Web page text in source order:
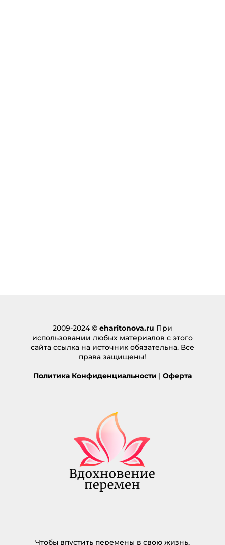
2009-2024 © eharitonova.ru При
использовании любых материалов с этого
сайта ссылка на источник обязательна. Все
права защищены!
Политика Конфиденциальности | Оферта
Чтобы впустить перемены в свою жизнь,